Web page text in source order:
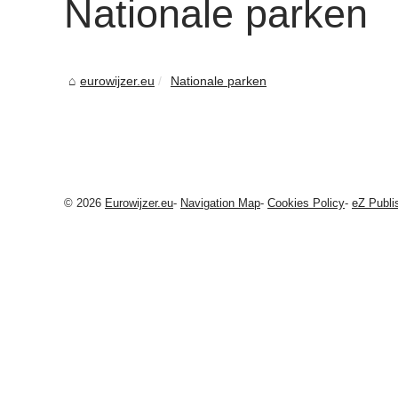
Nationale parken
eurowijzer.eu Nationale parken
© 2026 Eurowijzer.eu- Navigation Map- Cookies Policy- eZ